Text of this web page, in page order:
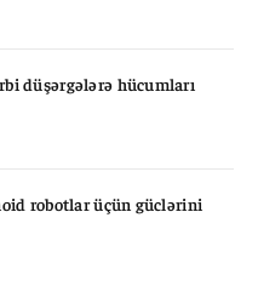
düşərgələrə hücumları
robotlar üçün güclərini